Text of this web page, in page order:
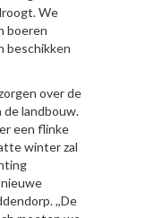
We
boeren
beschikken
over de
de landbouw.
een flinke
winter zal
,,De